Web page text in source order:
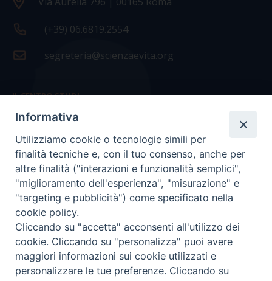
(+39) 06.6819.2554
segreteria@scienzaevita.org
IL CENTRO STUDI
La nostra storia
Statuto
Presidenza e ufficio presidenza
Consiglio scientifico
Coordinamento nazionale
Informativa
Utilizziamo cookie o tecnologie simili per
finalità tecniche e, con il tuo consenso, anche per
altre finalità ("interazioni e funzionalità semplici",
"miglioramento dell'esperienza", "misurazione" e
"targeting e pubblicità") come specificato nella
cookie policy.
Cliccando su "accetta" acconsenti all'utilizzo dei
cookie. Cliccando su "personalizza" puoi avere
maggiori informazioni sui cookie utilizzati e
personalizzare le tue preferenze. Cliccando su